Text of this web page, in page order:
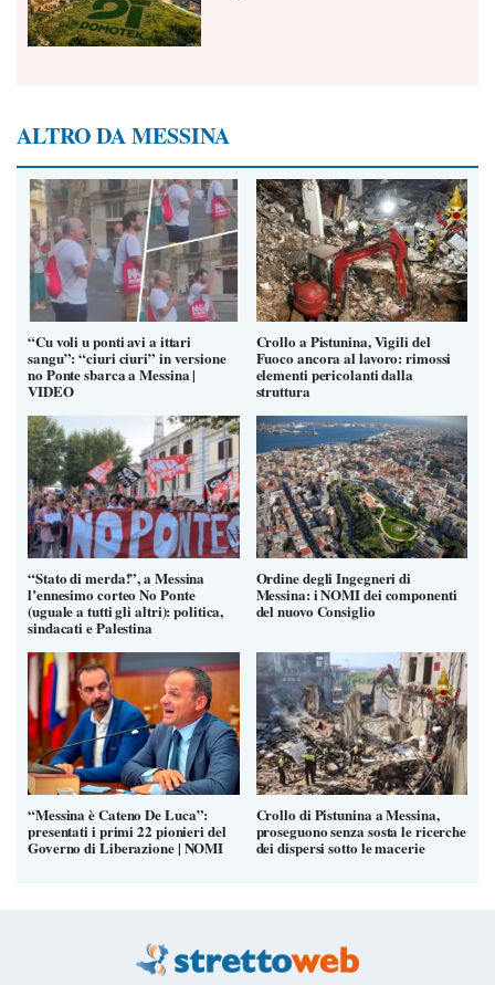
ALTRO DA MESSINA
“Cu voli u ponti avi a ittari
sangu”: “ciuri ciuri” in versione
no Ponte sbarca a Messina |
VIDEO
Crollo a Pistunina, Vigili del
Fuoco ancora al lavoro: rimossi
elementi pericolanti dalla
struttura
“Stato di merda!”, a Messina
l’ennesimo corteo No Ponte
(uguale a tutti gli altri): politica,
sindacati e Palestina
Ordine degli Ingegneri di
Messina: i NOMI dei componenti
del nuovo Consiglio
“Messina è Cateno De Luca”:
presentati i primi 22 pionieri del
Governo di Liberazione | NOMI
Crollo di Pistunina a Messina,
proseguono senza sosta le ricerche
dei dispersi sotto le macerie